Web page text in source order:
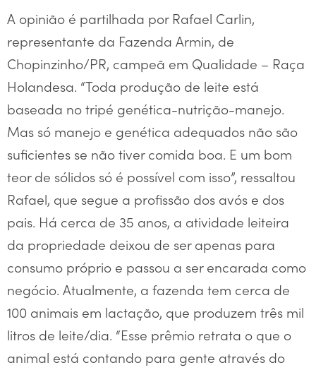
A opinião é partilhada por Rafael Carlin,
representante da Fazenda Armin, de
Chopinzinho/PR, campeã em Qualidade – Raça
Holandesa. “Toda produção de leite está
baseada no tripé genética-nutrição-manejo.
Mas só manejo e genética adequados não são
suficientes se não tiver comida boa. E um bom
teor de sólidos só é possível com isso”, ressaltou
Rafael, que segue a profissão dos avós e dos
pais. Há cerca de 35 anos, a atividade leiteira
da propriedade deixou de ser apenas para
consumo próprio e passou a ser encarada como
negócio. Atualmente, a fazenda tem cerca de
100 animais em lactação, que produzem três mil
litros de leite/dia. “Esse prêmio retrata o que o
animal está contando para gente através do